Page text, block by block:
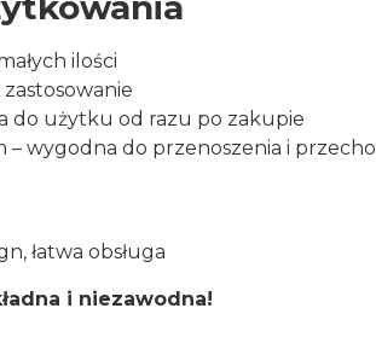
ilości
do użytku od razu po zakupie
– wygodna do przenoszenia i
łatwa obsługa
i niezawodna!